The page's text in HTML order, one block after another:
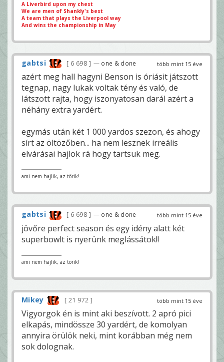
A Liverbird upon my chest
We are men of Shankly's best
A team that plays the Liverpool way
And wins the championship in May
több mint 15 éve
gabtsi 6 698 — one & done
azért meg hall hagyni Benson is óriásit játszott
tegnap, nagy lukak voltak tény és való, de
látszott rajta, hogy iszonyatosan darál azért a
néhány extra yardért.
egymás után két 1 000 yardos szezon, és ahogy
sírt az öltözőben... ha nem lesznek irreális
elvárásai hajlok rá hogy tartsuk meg.
ami nem hajlik, az törik!
több mint 15 éve
gabtsi 6 698 — one & done
jövőre perfect season és egy idény alatt két
superbowlt is nyerünk meglássátok!!
ami nem hajlik, az törik!
több mint 15 éve
Mikey 21 972
Vigyorgok én is mint aki beszívott. 2 apró pici
elkapás, mindössze 30 yardért, de komolyan
annyira örülök neki, mint korábban még nem
sok dolognak.